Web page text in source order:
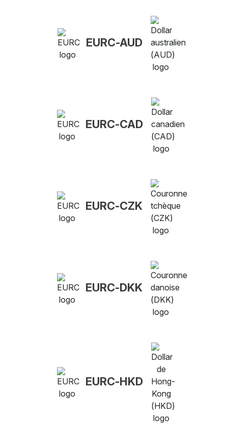
EURC-AUD
EURC-CAD
EURC-CZK
EURC-DKK
EURC-HKD